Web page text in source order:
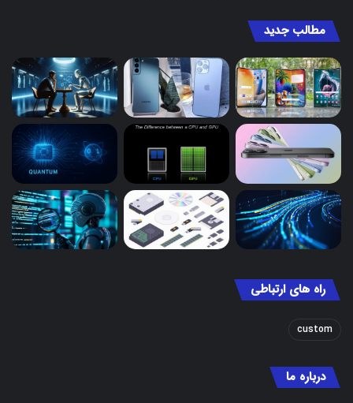
مطالب جدید
راه های ارتباطی
custom
درباره ما